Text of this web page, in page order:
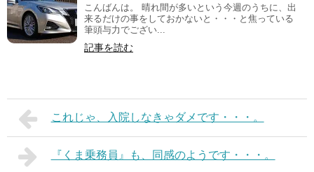
こんばんは。 晴れ間が多いという今週のうちに、出
来るだけの事をしておかないと・・・と焦っている
筆頭与力でござい...
記事を読む
これじゃ、入院しなきゃダメです・・・。
『くま乗務員』も、同感のようです・・・。